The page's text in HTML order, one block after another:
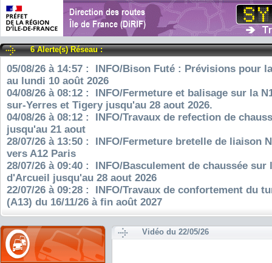
6 Alerte(s) Réseau :
05/08/26 à 14:57 : INFO/Bison Futé : Prévisions pour
au lundi 10 août 2026
04/08/26 à 08:12 : INFO/Fermeture et balisage sur la
sur-Yerres et Tigery jusqu'au 28 aout 2026.
04/08/26 à 08:12 : INFO/Travaux de refection de
jusqu'au 21 aout
28/07/26 à 13:50 : INFO/Fermeture bretelle de liaison
vers A12 Paris
28/07/26 à 09:40 : INFO/Basculement de chaussée sur
d'Arcueil jusqu'au 28 aout 2026
22/07/26 à 09:28 : INFO/Travaux de confortement du
(A13) du 16/11/26 à fin août 2027
Vidéo du 22/05/26